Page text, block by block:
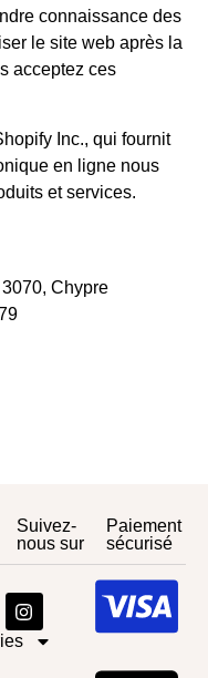
connaissance des
le site web après la
acceptez ces
Inc., qui fournit
en ligne nous
et services.
Chypre
Suivez-
nous sur
Paiement
sécurisé